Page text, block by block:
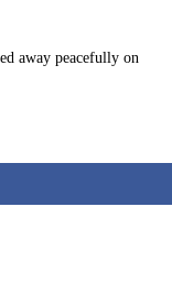
away peacefully on